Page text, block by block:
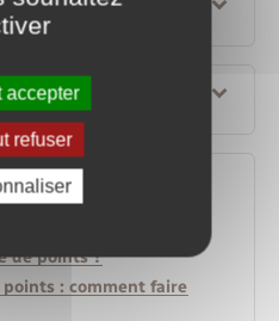
de points ?
points : comment faire
accepter
refuser